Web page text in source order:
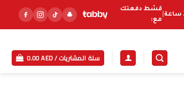
قسّط دفعتك
مع:
سلة المشتريات / 0.00AED